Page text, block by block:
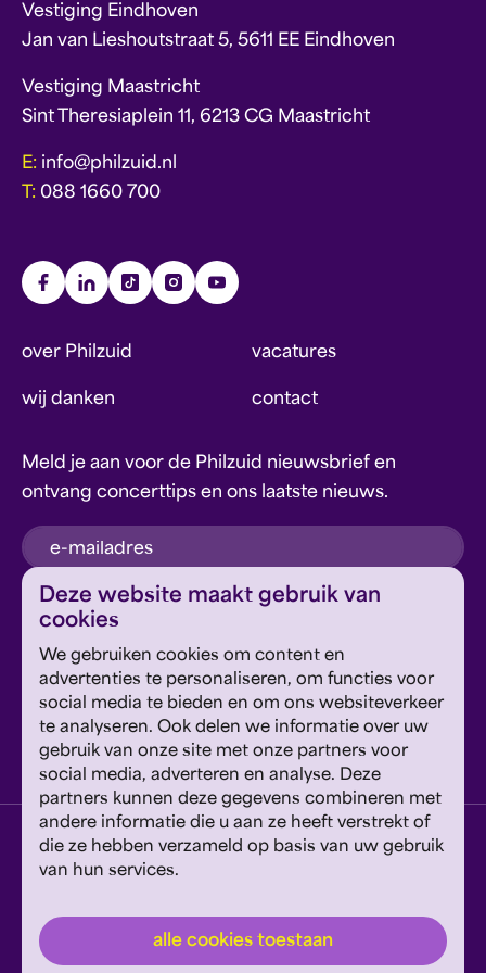
Deze website maakt gebruik van
cookies
We gebruiken cookies om content en
advertenties te personaliseren, om functies voor
social media te bieden en om ons websiteverkeer
te analyseren. Ook delen we informatie over uw
gebruik van onze site met onze partners voor
social media, adverteren en analyse. Deze
partners kunnen deze gegevens combineren met
andere informatie die u aan ze heeft verstrekt of
die ze hebben verzameld op basis van uw gebruik
van hun services.
alle cookies toestaan
Vestiging Eindhoven
Jan van Lieshoutstraat 5, 5611 EE Eindhoven
Vestiging Maastricht
Sint Theresiaplein 11, 6213 CG Maastricht
E: info@philzuid.nl
T: 088 1660 700
over Philzuid vacatures
wij danken contact
Meld je aan voor de Philzuid nieuwsbrief en
ontvang concerttips en ons laatste nieuws.
inschrijven
Google's Privacyverklaring en Servicevoorwaarden
van toepassing.
Geef om Philzuid en steun ons!
steun ons
privacyverklaring disclaimer cookies wijzigen
website door exitable
© philzuid